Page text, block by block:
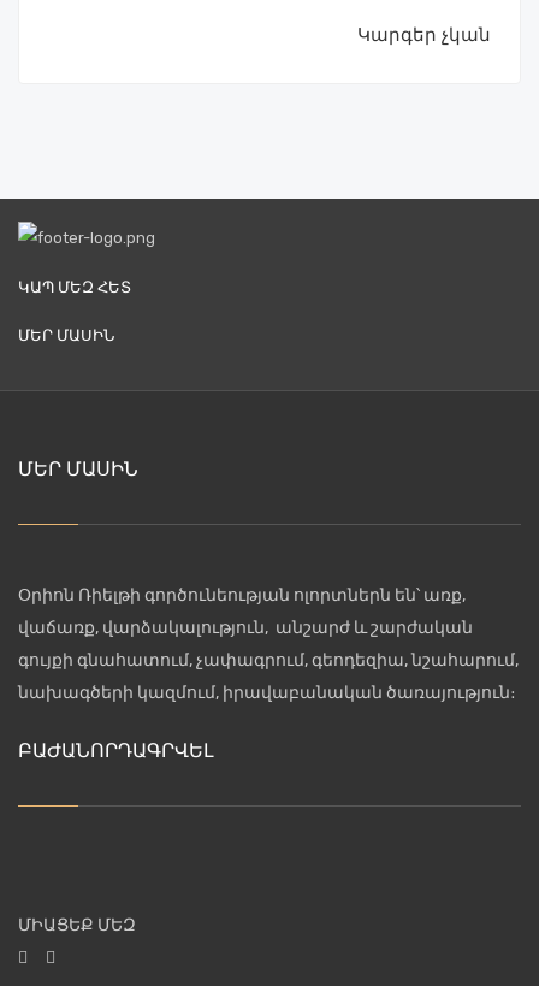
Կարգեր չկան
ԿԱՊ ՄԵԶ ՀԵՏ
ՄԵՐ ՄԱՍԻՆ
ՄԵՐ ՄԱՍԻՆ
Օրիոն Ռիելթի գործունեության ոլորտներն են՝ առք,
վաճառք, վարձակալություն, անշարժ և շարժական
գույքի գնահատում, չափագրում, գեոդեզիա, նշահարում,
նախագծերի կազմում, իրավաբանական ծառայություն։
ԲԱԺԱՆՈՐԴԱԳՐՎԵԼ
ՄԻԱՑԵՔ ՄԵԶ